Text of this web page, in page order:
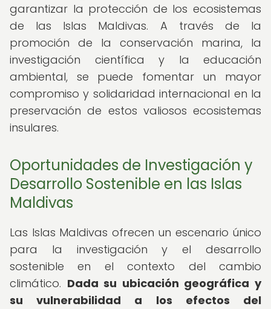
garantizar la protección de los ecosistemas
de las Islas Maldivas. A través de la
promoción de la conservación marina, la
investigación científica y la educación
ambiental, se puede fomentar un mayor
compromiso y solidaridad internacional en la
preservación de estos valiosos ecosistemas
insulares.
Oportunidades de Investigación y
Desarrollo Sostenible en las Islas
Maldivas
Las Islas Maldivas ofrecen un escenario único
para la investigación y el desarrollo
sostenible en el contexto del cambio
climático. Dada su ubicación geográfica y
su vulnerabilidad a los efectos del